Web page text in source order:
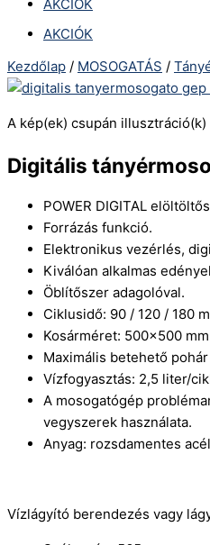
AKCIÓK
AKCIÓK
Kezdőlap / MOSOGATÁS /
A kép(ek) csupán illusztráció(k)
Digitális
POWER DIGITAL
Forrázás funkció.
Elektronikus vezérlés,
Kiválóan alkalmas
Öblítőszer adagolóval.
Ciklusidő: 90 / 120 / 180
Kosárméret: 500×500
Maximális betehető
Vízfogyasztás: 2,5 liter/
A mosogatógép
vegyszerek használata.
Anyag: rozsdamentes acél
Vízlágyító berendezés vagy